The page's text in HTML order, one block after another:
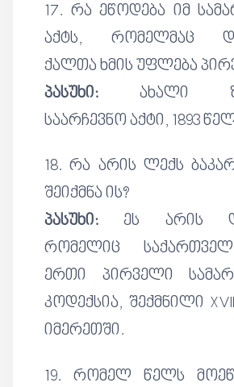
17. რა ეწოდება იმ
აქტს, რომელმაც
ქალთა ხმის უფლება
პასუხი: ახალი
საარჩევნო აქტი, 1893
18. რა არის ლექს
შეიქმნა ის?
პასუხი: ეს არის
რომელიც
ერთი პირველი
კოდექსია, შექმნილი
იმერეთში.
19. რომელ წელს